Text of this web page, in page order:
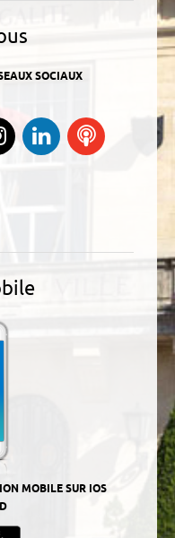
SOCIAUX
Facebook
sur Twitter
nous sur YouTube
Suivez-nous sur
Instagram
Retrouvez-
nous sur
Ecoutez
MOBILE SUR IOS